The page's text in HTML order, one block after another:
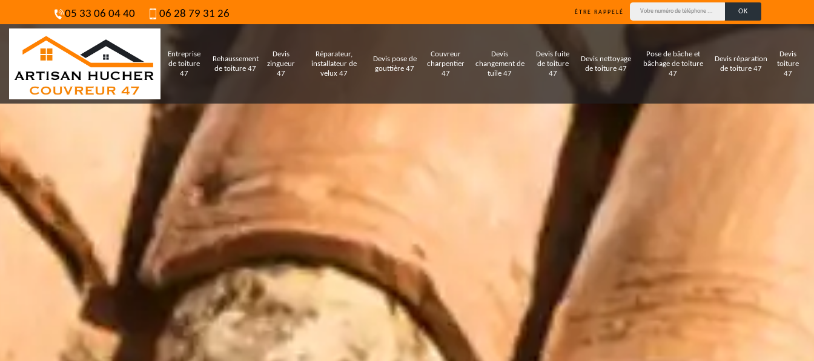
05 33 06 04 40 06 28 79 31 26 ÊTRE RAPPELÉ
Entreprise
de toiture
47
Rehaussement
de toiture 47
Devis
zingueur
47
Réparateur,
installateur de
velux 47
Devis pose de
gouttière 47
Couvreur
charpentier
47
Devis
changement de
tuile 47
Devis fuite
de toiture
47
Devis nettoyage
de toiture 47
Pose de bâche et
bâchage de toiture
47
Devis réparation
de toiture 47
Devis
toiture
47